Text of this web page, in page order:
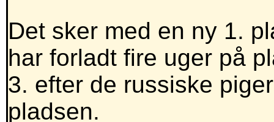
Det sker med en ny 1.
har forladt fire uger på
3. efter de russiske
pladsen.